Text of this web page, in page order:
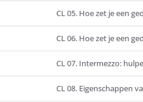
CL 05. Hoe zet je een
CL 06. Hoe zet je een
CL 07. Intermezzo:
CL 08. Eigenschappen